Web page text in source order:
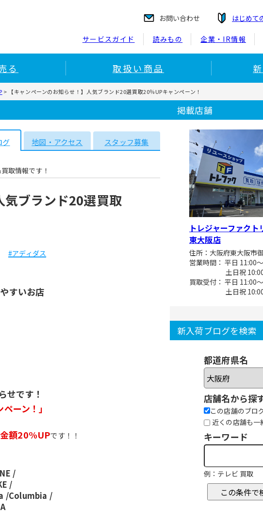
お問い合わせ はじめて
サービスガイド 読みもの 企業・IR情報
る 取扱い商品
> 【キャンペーンのお知らせ！】人気ブランド20選買取20％UPキャンペーン！
グ 地図・アクセス スタッフ募集
取情報です！
気ブランド20選買取
#アディダス
すいお店
せです！
ーン！」
額20%UPです！！
/
/
/Columbia /
掲載店舗
トレジャーファクト
東大阪店
住所：大阪府東大阪市
営業時間： 平日 11:00
土日祝
買取受付： 平日 11:00
土日祝
新入荷ブログを検索
都道府県名
店舗名から探
この店舗のブロ
近くの店舗も一
キーワード
例：テレビ 買取
この条件で